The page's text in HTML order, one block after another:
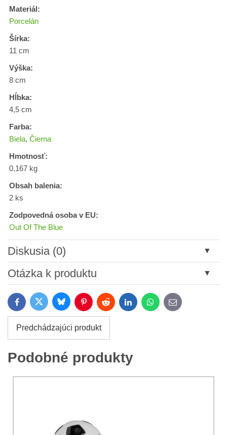
Materiál:
Porcelán
Šírka:
11 cm
Výška:
8 cm
Hĺbka:
4,5 cm
Farba:
Biela, Čierna
Hmotnosť:
0,167 kg
Obsah balenia:
2 ks
Zodpovedná osoba v EU:
Out Of The Blue
Diskusia (0)
Nový komentár
Názov:
Meno:*
Otázka k produktu
*
Váš e-mail:*
FacebookTwitter BlueskyPinterestReddit LinkedInWhatsApp
E-
mail
Predchádzajúci produkt
Podobné produkty